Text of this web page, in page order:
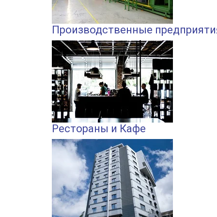
Производственные
Рестораны и Кафе